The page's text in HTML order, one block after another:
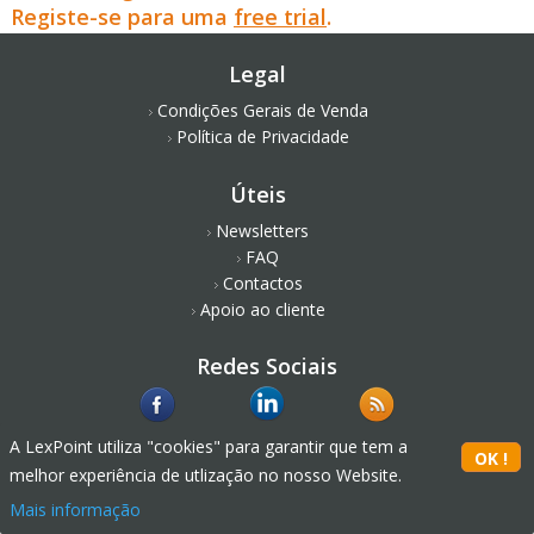
Registe-se para uma free trial.
Legal
Condições Gerais de Venda
Política de Privacidade
Úteis
Newsletters
FAQ
Contactos
Apoio ao cliente
Redes Sociais
A LexPoint utiliza "cookies" para garantir que tem a
melhor experiência de utlização no nosso Website.
Mais informação